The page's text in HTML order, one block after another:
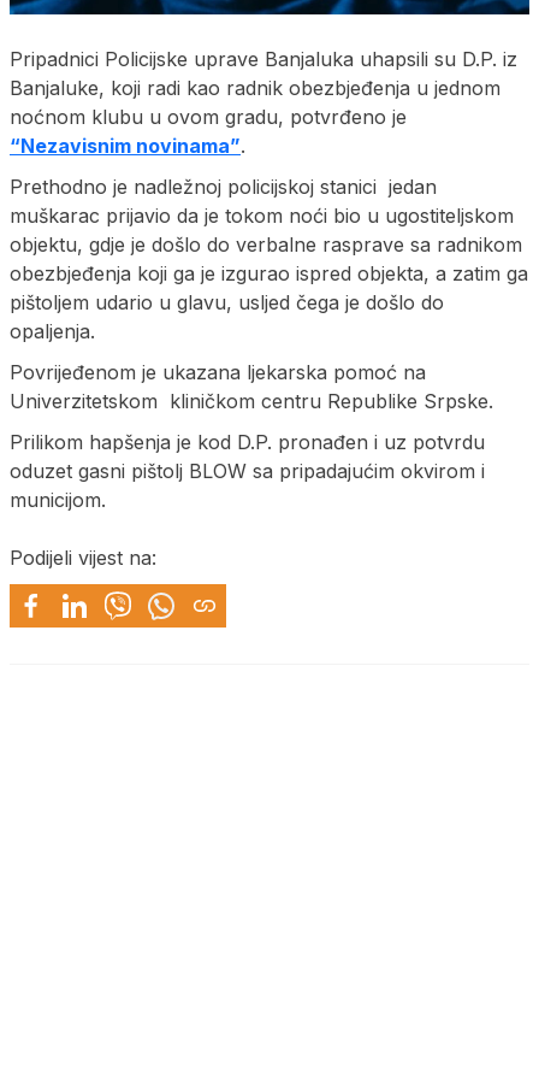
Pripadnici Policijske uprave Banjaluka uhapsili su D.P. iz
Banjaluke, koji radi kao radnik obezbjeđenja u jednom
noćnom klubu u ovom gradu, potvrđeno je
“Nezavisnim novinama”.
Prethodno je nadležnoj policijskoj stanici jedan
muškarac prijavio da je tokom noći bio u ugostiteljskom
objektu, gdje je došlo do verbalne rasprave sa radnikom
obezbjeđenja koji ga je izgurao ispred objekta, a zatim ga
pištoljem udario u glavu, usljed čega je došlo do
opaljenja.
Povrijeđenom je ukazana ljekarska pomoć na
Univerzitetskom kliničkom centru Republike Srpske.
Prilikom hapšenja je kod D.P. pronađen i uz potvrdu
oduzet gasni pištolj BLOW sa pripadajućim okvirom i
municijom.
Podijeli vijest na: